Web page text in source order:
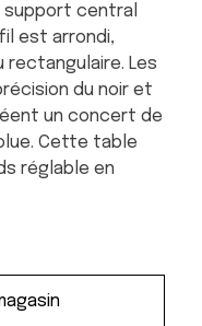
support central
est arrondi,
rectangulaire. Les
du noir et
un concert de
Cette table
réglable en